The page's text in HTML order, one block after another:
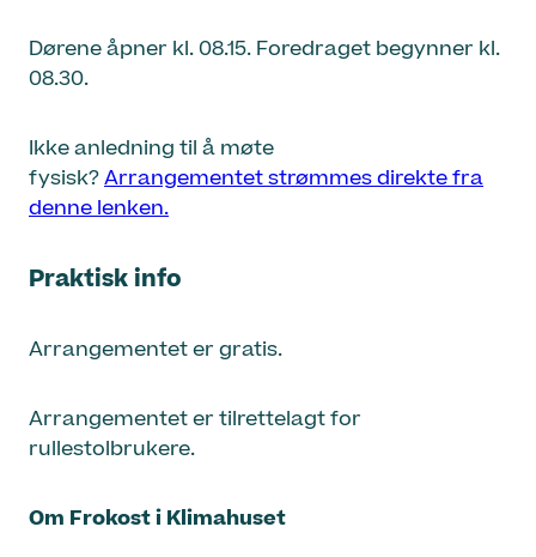
Dørene åpner kl. 08.15. Foredraget begynner kl.
08.30.
Ikke anledning til å møte
fysisk?Arrangementet strømmes direkte fra
denne lenken.
Praktisk info
Arrangementet er gratis.
Arrangementet er tilrettelagt for
rullestolbrukere.
Om Frokost i Klimahuset